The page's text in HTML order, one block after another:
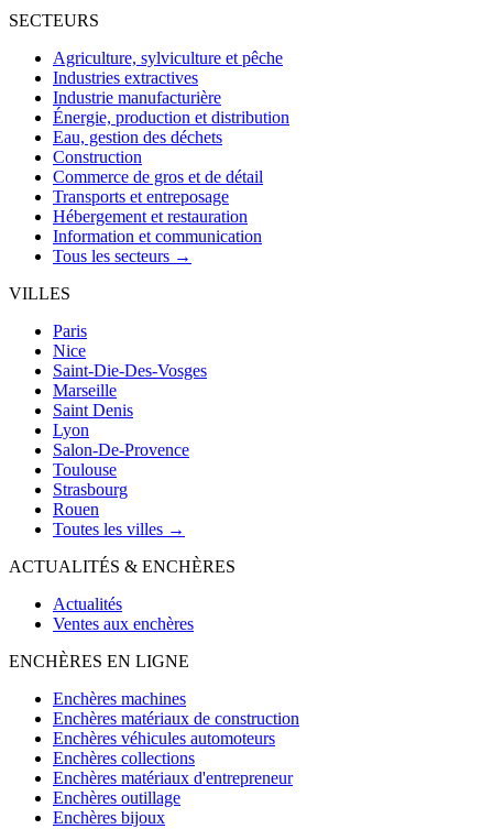
SECTEURS
Agriculture, sylviculture et pêche
Industries extractives
Industrie manufacturière
Énergie, production et distribution
Eau, gestion des déchets
Construction
Commerce de gros et de détail
Transports et entreposage
Hébergement et restauration
Information et communication
Tous les secteurs →
VILLES
Paris
Nice
Saint-Die-Des-Vosges
Marseille
Saint Denis
Lyon
Salon-De-Provence
Toulouse
Strasbourg
Rouen
Toutes les villes →
ACTUALITÉS & ENCHÈRES
Actualités
Ventes aux enchères
ENCHÈRES EN LIGNE
Enchères machines
Enchères matériaux de construction
Enchères véhicules automoteurs
Enchères collections
Enchères matériaux d'entrepreneur
Enchères outillage
Enchères bijoux